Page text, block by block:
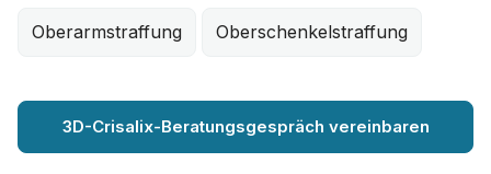
Oberarmstraffung Oberschenkelstraffung
3D-Crisalix-Beratungsgespräch vereinbaren